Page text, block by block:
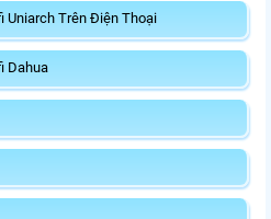
Uniarch Trên Điện Thoại
Dahua